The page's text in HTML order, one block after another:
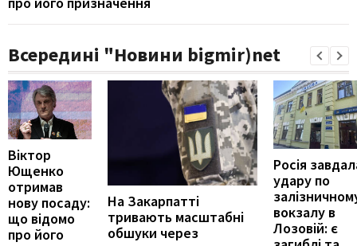
Всередині "Новини bigmir)net
Віктор
Ющенко
отримав
нову посаду:
що відомо
про його
На Закарпатті
тривають масштабні
обшуки через
Росія
удару по
вокзалу в
Лозовій: є